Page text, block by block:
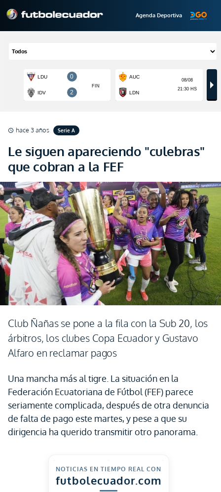
Agenda Deportiva
schedule hace 3 años Serie A
Le siguen apareciendo "culebras"
que cobran a la FEF
Club Ñañas se pone a la fila con la Sub 20, los
árbitros, los clubes Copa Ecuador y Gustavo
Alfaro en reclamar pagos
Una mancha más al tigre. La situación en la
Federación Ecuatoriana de Fútbol (FEF) parece
seriamente complicada, después de otra denuncia
de falta de pago este martes, y pese a que su
dirigencia ha querido transmitir otro panorama.
NOTICIAS EN TIEMPO REAL CON
futbolecuador.com